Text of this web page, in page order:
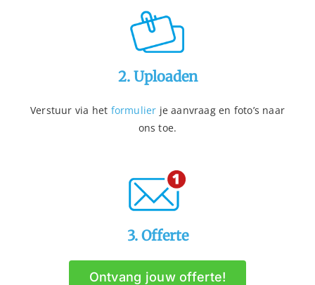
2. Uploaden
Verstuur via het formulier je aanvraag en foto’s naar
ons toe.
3. Offerte
Ontvang jouw offerte!